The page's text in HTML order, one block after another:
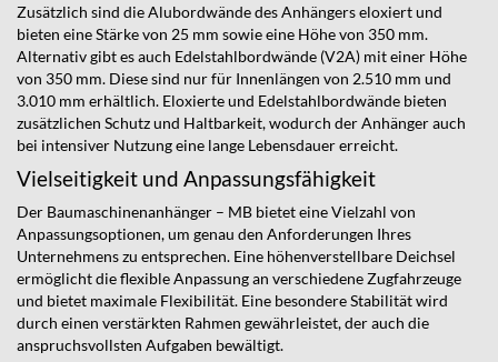
Zusätzlich sind die Alubordwände des Anhängers eloxiert und
bieten eine Stärke von 25 mm sowie eine Höhe von 350 mm.
Alternativ gibt es auch Edelstahlbordwände (V2A) mit einer Höhe
von 350 mm. Diese sind nur für Innenlängen von 2.510 mm und
3.010 mm erhältlich. Eloxierte und Edelstahlbordwände bieten
zusätzlichen Schutz und Haltbarkeit, wodurch der Anhänger auch
bei intensiver Nutzung eine lange Lebensdauer erreicht.
Vielseitigkeit und Anpassungsfähigkeit
Der Baumaschinenanhänger – MB bietet eine Vielzahl von
Anpassungsoptionen, um genau den Anforderungen Ihres
Unternehmens zu entsprechen. Eine höhenverstellbare Deichsel
ermöglicht die flexible Anpassung an verschiedene Zugfahrzeuge
und bietet maximale Flexibilität. Eine besondere Stabilität wird
durch einen verstärkten Rahmen gewährleistet, der auch die
anspruchsvollsten Aufgaben bewältigt.